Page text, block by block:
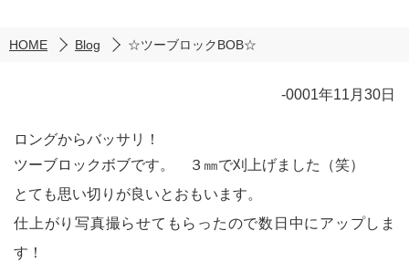
HOME Blog ☆ツーブロックBOB☆
-0001年11月30日
ロングからバッサリ！
ツーブロックボブです。 ３㎜で刈上げました（笑）
とても思い切りが良いとおもいます。
仕上がり写真撮らせてもらったので数日中にアップしま
す！